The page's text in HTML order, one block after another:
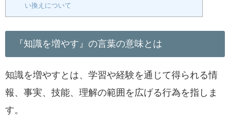
い換えについて
『知識を増やす』の言葉の意味とは
知識を増やすとは、学習や経験を通じて得られる情
報、事実、技能、理解の範囲を広げる行為を指しま
す。